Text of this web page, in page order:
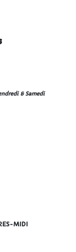
& Samedi
MIDI